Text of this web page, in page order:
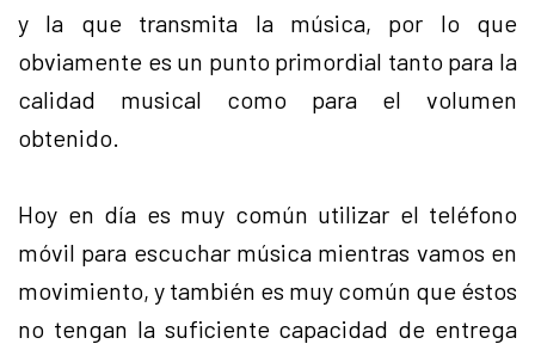
y la que transmita la música, por lo que
obviamente es un punto primordial tanto para la
calidad musical como para el volumen
obtenido.
Hoy en día es muy común utilizar el teléfono
móvil para escuchar música mientras vamos en
movimiento, y también es muy común que éstos
no tengan la suficiente capacidad de entrega